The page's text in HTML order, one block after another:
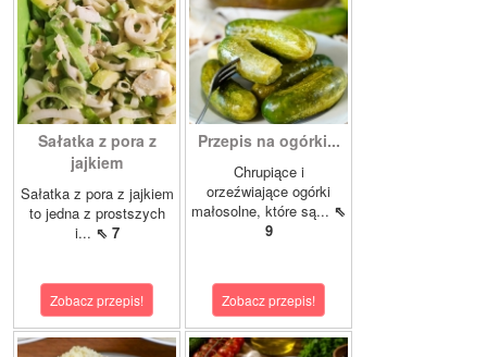
Sałatka z pora z
jajkiem
Sałatka z pora z jajkiem
to jedna z prostszych
i... ⇖ 7
Zobacz przepis!
Przepis na ogórki...
Chrupiące i
orzeźwiające ogórki
małosolne, które są... ⇖
9
Zobacz przepis!